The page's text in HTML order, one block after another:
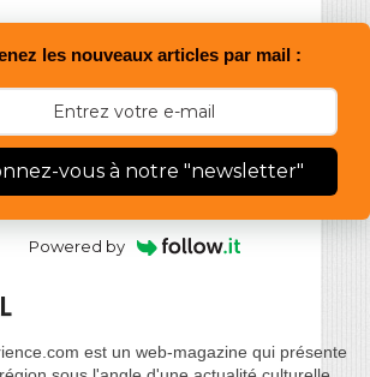
les nouveaux articles par mail :
vous à notre "newsletter"
Powered by
est un web-magazine qui présente